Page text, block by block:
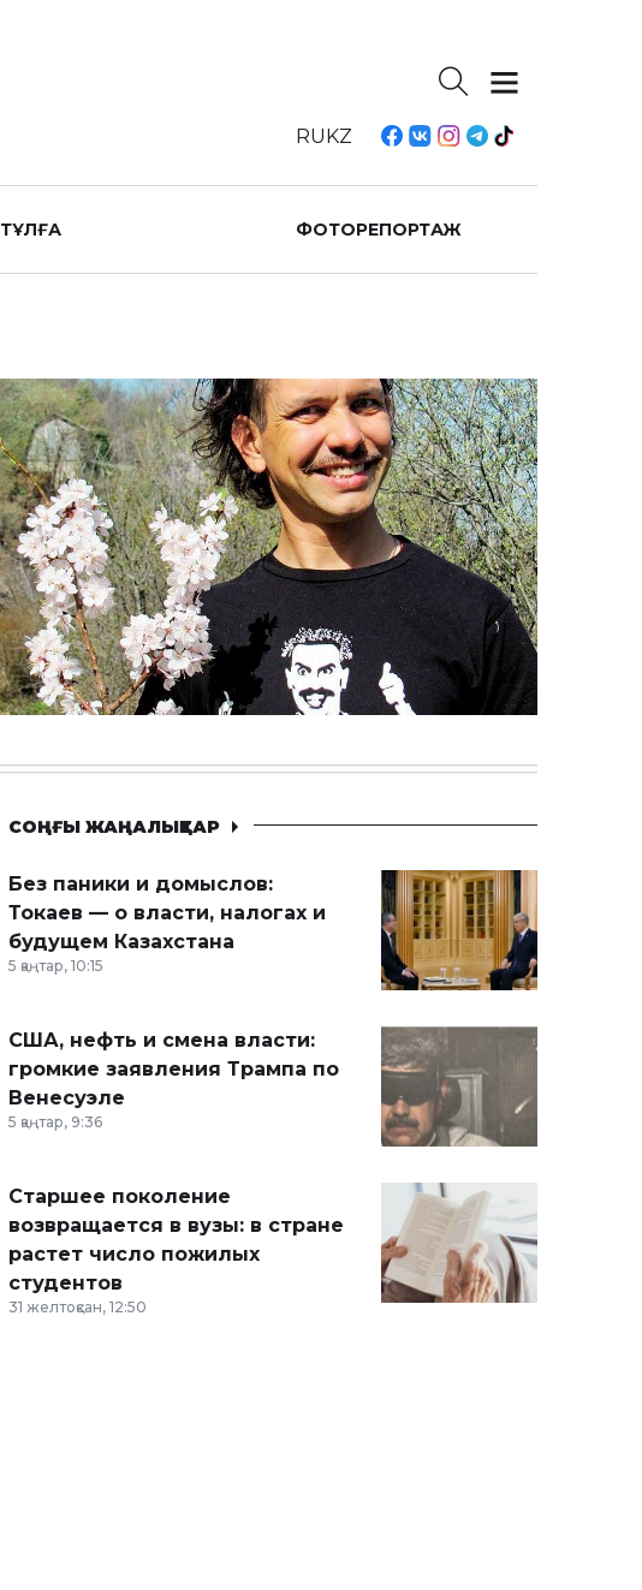
RUKZ
ТҰЛҒА ФОТОРЕПОРТАЖ
СОҢҒЫ ЖАҢАЛЫҚТАР
Без паники и домыслов:
Токаев — о власти, налогах и
будущем Казахстана
5 қаңтар, 10:15
США, нефть и смена власти:
громкие заявления Трампа по
Венесуэле
5 қаңтар, 9:36
Старшее поколение
возвращается в вузы: в стране
растет число пожилых
студентов
31 желтоқсан, 12:50